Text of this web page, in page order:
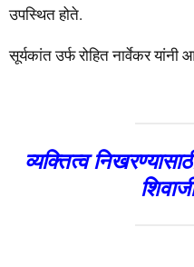
उपस्थित होते.
सूर्यकांत उर्फ रोहित नार्वेकर यांनी
व्यक्तित्व